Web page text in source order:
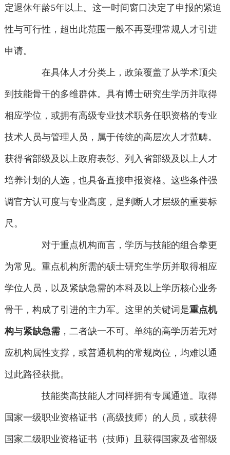
定退休年龄5年以上。这一时间窗口决定了申报的紧迫
性与可行性，超出此范围一般不再受理常规人才引进
申请。
在具体人才分类上，政策覆盖了从学术顶尖
到技能骨干的多维群体。具有博士研究生学历并取得
相应学位，或拥有高级专业技术职务任职资格的专业
技术人员与管理人员，属于传统的高层次人才范畴。
获得省部级及以上政府表彰、列入省部级及以上人才
培养计划的人选，也具备直接申报资格。这些条件强
调官方认可度与专业高度，是判断人才层级的重要标
尺。
对于重点机构而言，学历与技能的组合拳更
为常见。重点机构所需的硕士研究生学历并取得相应
学位人员，以及紧缺急需的本科及以上学历核心业务
骨干，构成了引进的主力军。这里的关键词是重点机
构与紧缺急需，二者缺一不可。单纯的高学历若无对
应机构属性支撑，或普通机构的常规岗位，均难以通
过此路径获批。
技能类高技能人才同样拥有专属通道。取得
国家一级职业资格证书（高级技师）的人员，或获得
国家二级职业资格证书（技师）且获得国家及省部级